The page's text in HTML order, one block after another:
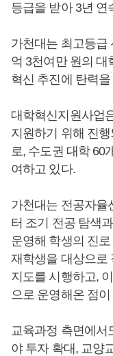
등급을 받아 3년 연
가천대는 최고등급
억 3천여만 원의
혁신 추진에 탄력
대학혁신지원사업
지원하기 위해 진
로, 수도권 대학 60
여하고 있다.
가천대는 전공자율
터 조기 전공 탐색
운영해 학생의 진
재학생을 대상으로
지도를 시행하고,
으로 운영해온 점
교육과정 측면에서
야 투자 확대, 교양